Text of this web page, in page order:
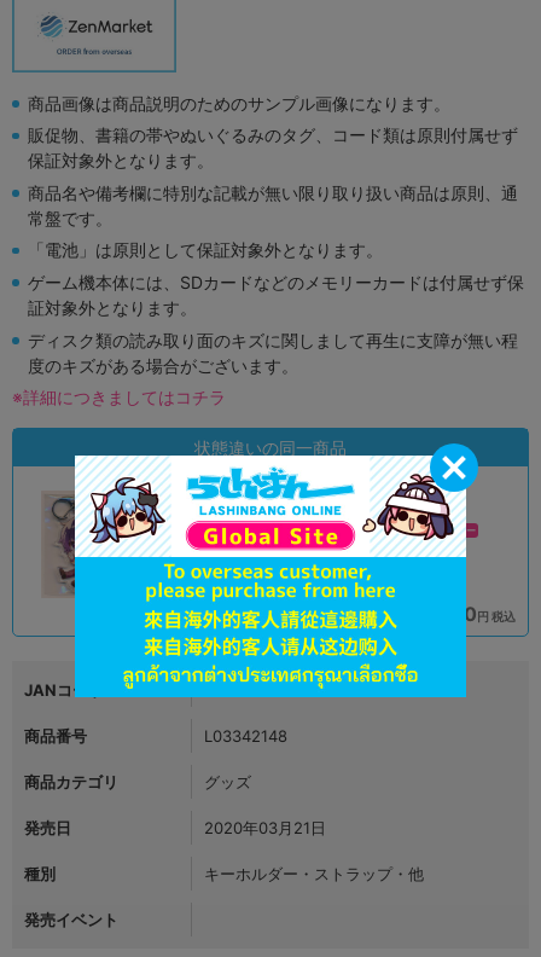
商品画像は商品説明のためのサンプル画像になります。
販促物、書籍の帯やぬいぐるみのタグ、コード類は原則付属せず
保証対象外となります。
商品名や備考欄に特別な記載が無い限り取り扱い商品は原則、通
常盤です。
「電池」は原則として保証対象外となります。
ゲーム機本体には、SDカードなどのメモリーカードは付属せず保
証対象外となります。
ディスク類の読み取り面のキズに関しまして再生に支障が無い程
度のキズがある場合がございます。
※詳細につきましてはコチラ
状態違いの同一商品
状態 : B
オンライン
在庫あり 590円 税込
状態 :A
新座流通センター
690 円 税込
JANコード 2513261001368
商品番号 L03342148
商品カテゴリ グッズ
発売日 2020年03月21日
種別 キーホルダー・ストラップ・他
発売イベント